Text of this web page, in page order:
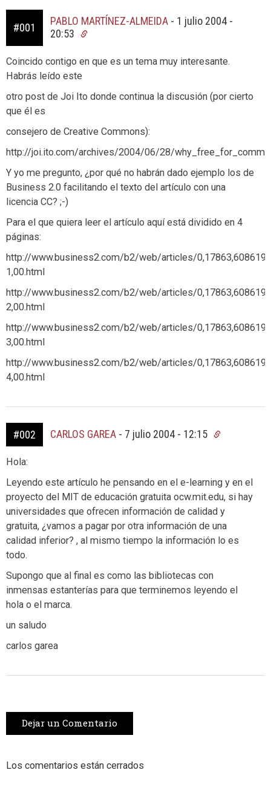
#001
PABLO MARTÍNEZ-ALMEIDA - 1 julio 2004 -
20:53
Coincido contigo en que es un tema muy interesante.
Habrás leído este
otro post de Joi Ito donde continua la discusión (por cierto
que él es
consejero de Creative Commons):
http://joi.ito.com/archives/2004/06/28/
Y yo me pregunto, ¿por qué no habrán dado ejemplo los de
Business 2.0 facilitando el texto del artículo con una
licencia CC? ;-)
Para el que quiera leer el artículo aquí está dividido en 4
páginas:
http://www.business2.com/b2/web/articles/0,17863,608619-
1,00.html
http://www.business2.com/b2/web/articles/0,17863,608619-
2,00.html
http://www.business2.com/b2/web/articles/0,17863,608619-
3,00.html
http://www.business2.com/b2/web/articles/0,17863,608619-
4,00.html
#002 CARLOS GAREA - 7 julio 2004 - 12:15
Hola:
Leyendo este artículo he pensando en el e-learning y en el
proyecto del MIT de educación gratuita ocw.mit.edu, si hay
universidades que ofrecen información de calidad y
gratuita, ¿vamos a pagar por otra información de una
calidad inferior? , al mismo tiempo la información lo es
todo.
Supongo que al final es como las bibliotecas con
inmensas estanterías para que terminemos leyendo el
hola o el marca.
un saludo
carlos garea
Dejar un Comentario
Los comentarios están cerrados